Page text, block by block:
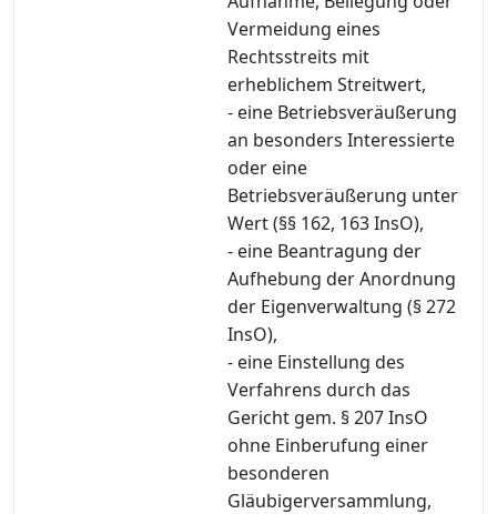
Vermeidung eines
Rechtsstreits mit
erheblichem Streitwert,
- eine Betriebsveräußerung
an besonders Interessierte
oder eine
Betriebsveräußerung unter
Wert (§§ 162, 163 InsO),
- eine Beantragung der
Aufhebung der Anordnung
der Eigenverwaltung (§ 272
InsO),
- eine Einstellung des
Verfahrens durch das
Gericht gem. § 207 InsO
ohne Einberufung einer
besonderen
Gläubigerversammlung,